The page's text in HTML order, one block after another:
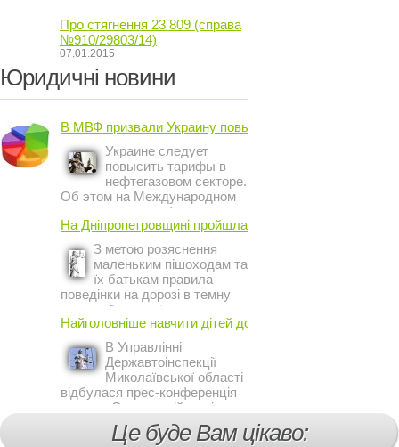
Про стягнення 23 809 (справа
№910/29803/14)
07.01.2015
Юридичні новини
В МВФ призвали Украину повысить ...
Украине следует
повысить тарифы в
нефтегазовом секторе.
Об этом на Международном
инвестиционном форуме в
Киеве заявил постоянный
представитель МВФ на
Украине Жером Ваше.
На Дніпропетровщині пройшла акція ...
З метою розяснення
маленьким пішоходам та
їх батькам правила
поведінки на дорозі в темну
пору доби, працівники сектору
профілактичної роботи відділу
ДАІ з обслуговування міста
Кривий Ріг провели ...
Найголовніше навчити дітей дотримуватися ...
В Управлінні
Державтоінспекції
Миколаївської області
відбулася прес-конференція
на тему Стан аварійності за
участю, з вини дітей і
пішоходів.Це буде Вам цікаво: